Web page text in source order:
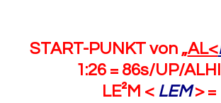
START-PUNKT von „AL<
1:26 = 86s/UP/
LE²M < LEM> =